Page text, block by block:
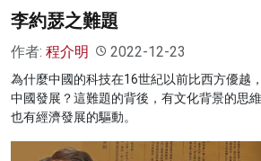
李約瑟之難題
作者: 程介明 2022-12-23
為什麼中國的科技在16世紀以前比西方優越
中國發展？這難題的背後，有文化背景的思
也有經濟發展的驅動。